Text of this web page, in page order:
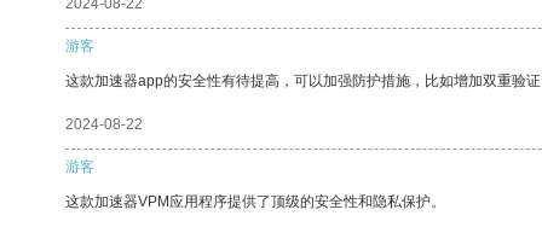
2024-08-22
游客
这款加速器app的安全性有待提高，可以加强防护措施，比如增加双重验
2024-08-22
游客
这款加速器VPM应用程序提供了顶级的安全性和隐私保护。